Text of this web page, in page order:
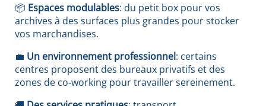
📦 Espaces modulables: du petit box pour vos
archives à des surfaces plus grandes pour stocker
vos marchandises.
💼 Un environnement professionnel: certains
centres proposent des bureaux privatifs et des
zones de co-working pour travailler sereinement.